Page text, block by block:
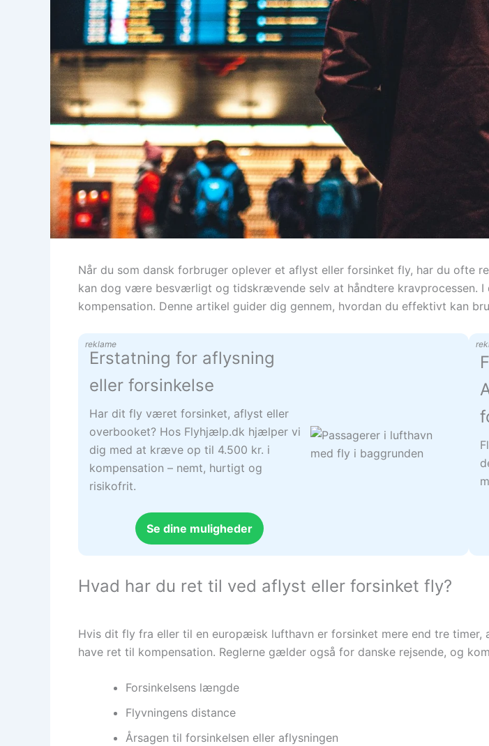
Når du som dansk forbruger oplever et aflyst eller forsinket fly, har du ofte
kan dog være besværligt og tidskrævende selv at håndtere kravprocessen.
kompensation. Denne artikel guider dig gennem, hvordan du effektivt kan
reklame
Erstatning for aflysning
eller forsinkelse
Har dit fly været forsinket, aflyst eller
overbooket? Hos Flyhjælp.dk hjælper vi
dig med at kræve op til 4.500 kr. i
kompensation – nemt, hurtigt og
risikofrit.
Se dine muligheder
Hvad har du ret til ved aflyst eller forsinket fly?
Hvis dit fly fra eller til en europæisk lufthavn er forsinket mere end tre
have ret til kompensation. Reglerne gælder også for danske rejsende, og
Forsinkelsens længde
Flyvningens distance
Årsagen til forsinkelsen eller aflysningen